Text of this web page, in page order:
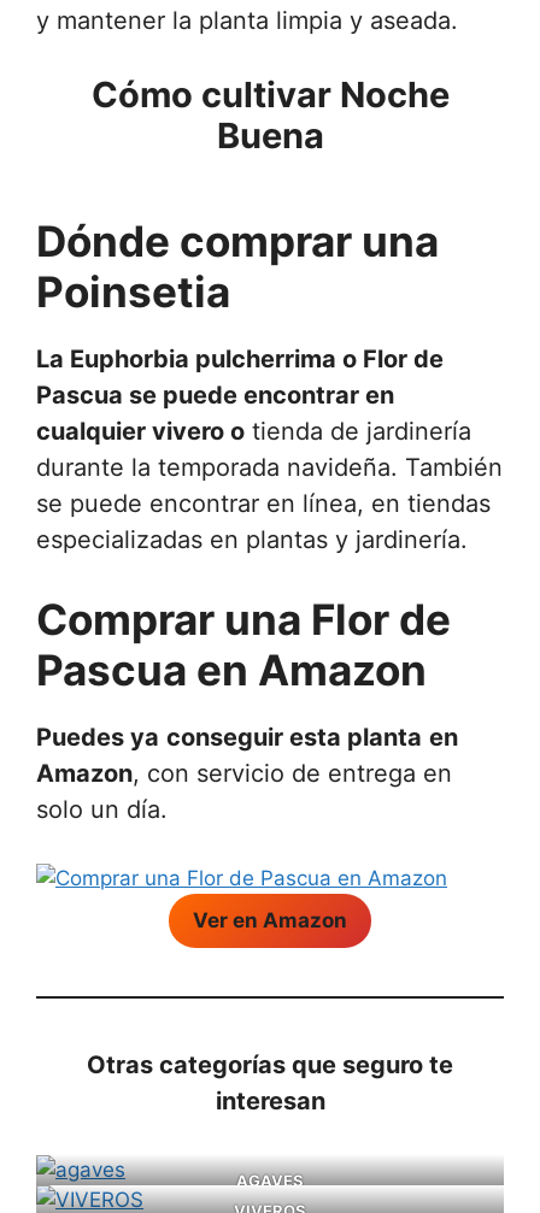
y mantener la planta limpia y aseada.
Cómo cultivar Noche
Buena
Dónde comprar una
Poinsetia
La Euphorbia pulcherrima o Flor de
Pascua se puede encontrar en
cualquier vivero o tienda de jardinería
durante la temporada navideña. También
se puede encontrar en línea, en tiendas
especializadas en plantas y jardinería.
Comprar una Flor de
Pascua en Amazon
Puedes ya conseguir esta planta en
Amazon, con servicio de entrega en
solo un día.
Ver en Amazon
Otras categorías que seguro te
interesan
AGAVES